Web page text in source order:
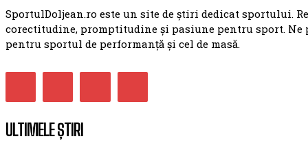
SportulDoljean.ro este un site de știri dedicat sportului.
corectitudine, promptitudine și pasiune pentru sport. Ne
pentru sportul de performanță și cel de masă.
ULTIMELE ȘTIRI